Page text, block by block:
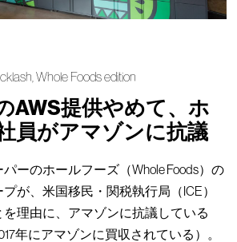
Whole Foods edition
AWS提供やめて、ホ
員がアマゾンに抗議
ーのホールフーズ（Whole Foods）の
が、米国移民・関税執行局（ICE）
理由に、アマゾンに抗議している
年にアマゾンに買収されている）。